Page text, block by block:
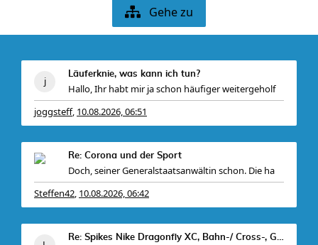
Gehe zu
Läuferknie, was kann ich tun?
Hallo, Ihr habt mir ja schon häufiger weitergeholf
joggsteff, 10.08.2026, 06:51
Re: Corona und der Sport
Doch, seiner Generalstaatsanwältin schon. Die ha
Steffen42, 10.08.2026, 06:42
Re: Spikes Nike Dragonfly XC, Bahn-/ Cross-, Gr. 4